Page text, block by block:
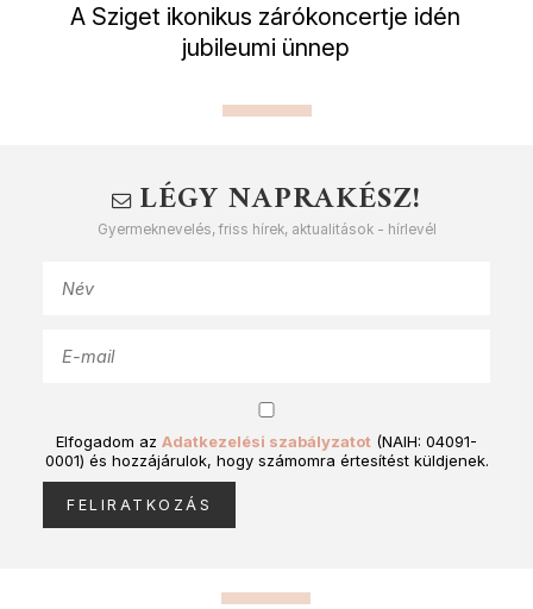
A Sziget ikonikus zárókoncertje idén
jubileumi ünnep
LÉGY NAPRAKÉSZ!
Gyermeknevelés, friss hírek, aktualitások - hírlevél
Elfogadom az Adatkezelési szabályzatot (NAIH: 04091-
0001) és hozzájárulok, hogy számomra értesítést küldjenek.